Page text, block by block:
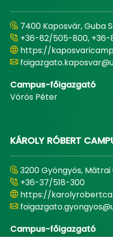
7400 Kaposvár, Guba
+36-82/505-800,
https://
Campus-főigazgató
Vörös Péter
KÁROLY RÓBERT
3200 Gyöngyös, Mátrai
+36-37/518-300
https://
Campus-főigazgató